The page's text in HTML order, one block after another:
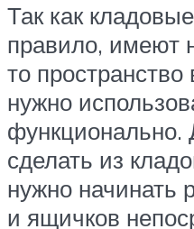
Так как
правило, имеют
то пространство
нужно
функционально.
сделать из
нужно начинать
и ящичков